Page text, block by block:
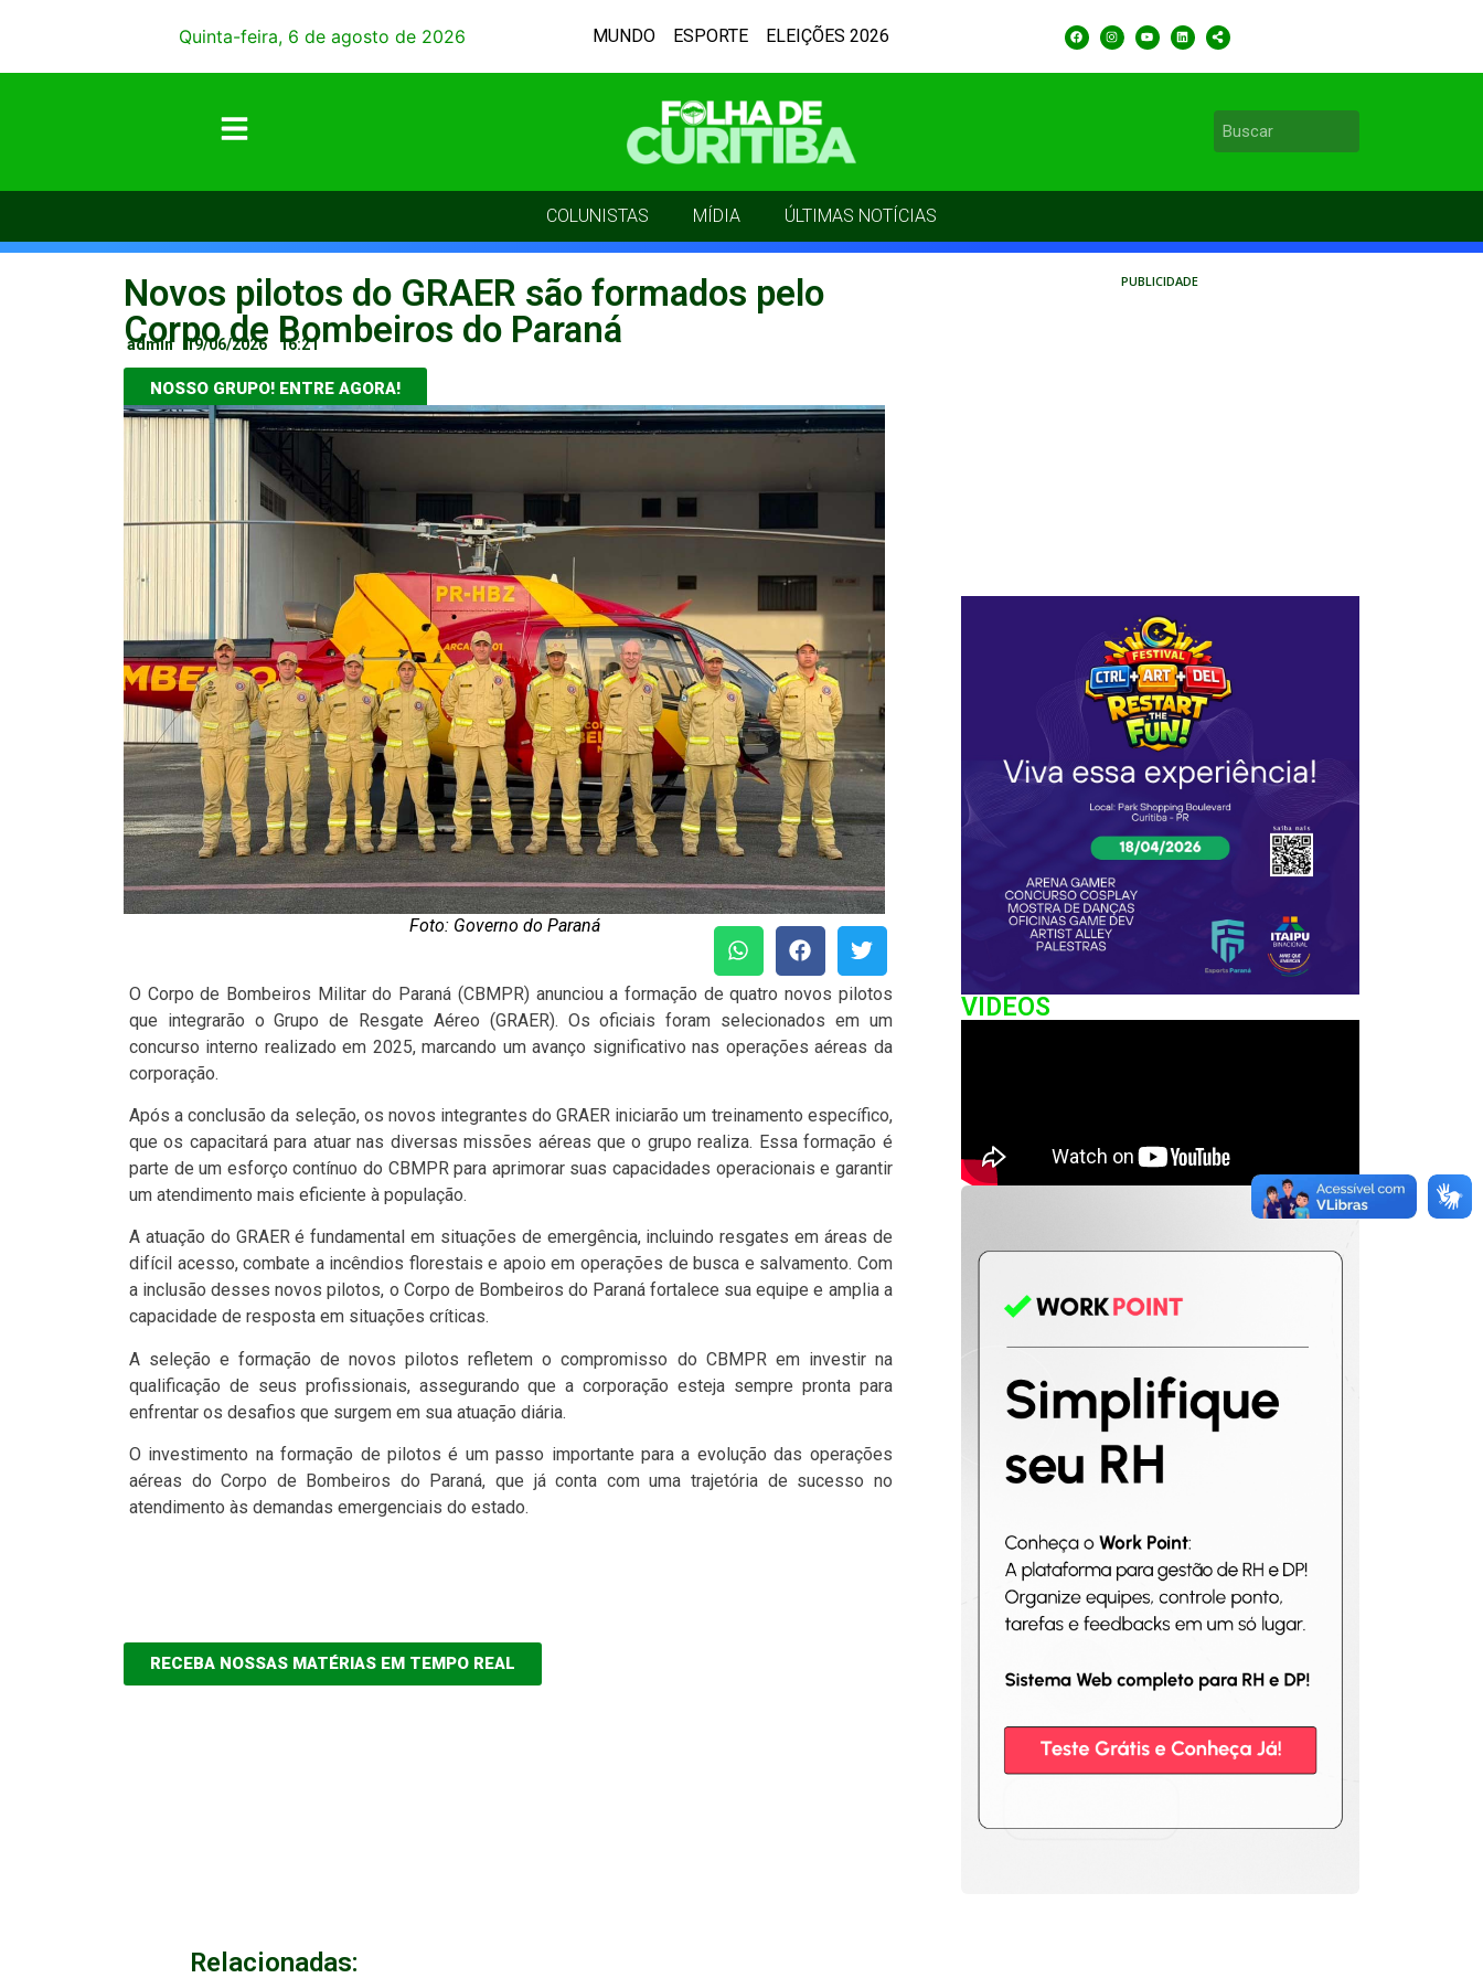
Quinta-feira, 6 de agosto de 2026 MUNDO ESPORTE ELEIÇÕES 2026
COLUNISTAS MÍDIA ÚLTIMAS NOTÍCIAS
Novos pilotos do GRAER são formados pelo
Corpo de Bombeiros do Paraná
admin 19/06/2026 16:21
NOSSO GRUPO! ENTRE AGORA!
Foto: Governo do Paraná
O Corpo de Bombeiros Militar do Paraná (CBMPR) anunciou a formação de quatro novos pilotos
que integrarão o Grupo de Resgate Aéreo (GRAER). Os oficiais foram selecionados em um
concurso interno realizado em 2025, marcando um avanço significativo nas operações aéreas da
corporação.
Após a conclusão da seleção, os novos integrantes do GRAER iniciarão um treinamento específico,
que os capacitará para atuar nas diversas missões aéreas que o grupo realiza. Essa formação é
parte de um esforço contínuo do CBMPR para aprimorar suas capacidades operacionais e garantir
um atendimento mais eficiente à população.
A atuação do GRAER é fundamental em situações de emergência, incluindo resgates em áreas de
difícil acesso, combate a incêndios florestais e apoio em operações de busca e salvamento. Com
a inclusão desses novos pilotos, o Corpo de Bombeiros do Paraná fortalece sua equipe e amplia a
capacidade de resposta em situações críticas.
A seleção e formação de novos pilotos refletem o compromisso do CBMPR em investir na
qualificação de seus profissionais, assegurando que a corporação esteja sempre pronta para
enfrentar os desafios que surgem em sua atuação diária.
O investimento na formação de pilotos é um passo importante para a evolução das operações
aéreas do Corpo de Bombeiros do Paraná, que já conta com uma trajetória de sucesso no
atendimento às demandas emergenciais do estado.
RECEBA NOSSAS MATÉRIAS EM TEMPO REAL
PUBLICIDADE
VIDEOS
Relacionadas: